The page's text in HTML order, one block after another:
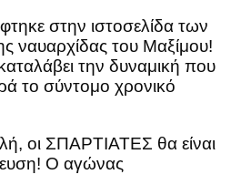
στην ιστοσελίδα των
ναυαρχίδας του Μαξίμου!
την δυναμική που
το σύντομο χρονικό
οι ΣΠΑΡΤΙΑΤΕΣ θα είναι
Ο αγώνας